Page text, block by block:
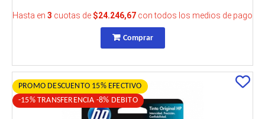
Hasta en 3 cuotas de $24.246,67 con todos los medios de pago
Comprar
PROMO DESCUENTO 15% EFECTIVO
-15% TRANSFERENCIA -8% DEBITO